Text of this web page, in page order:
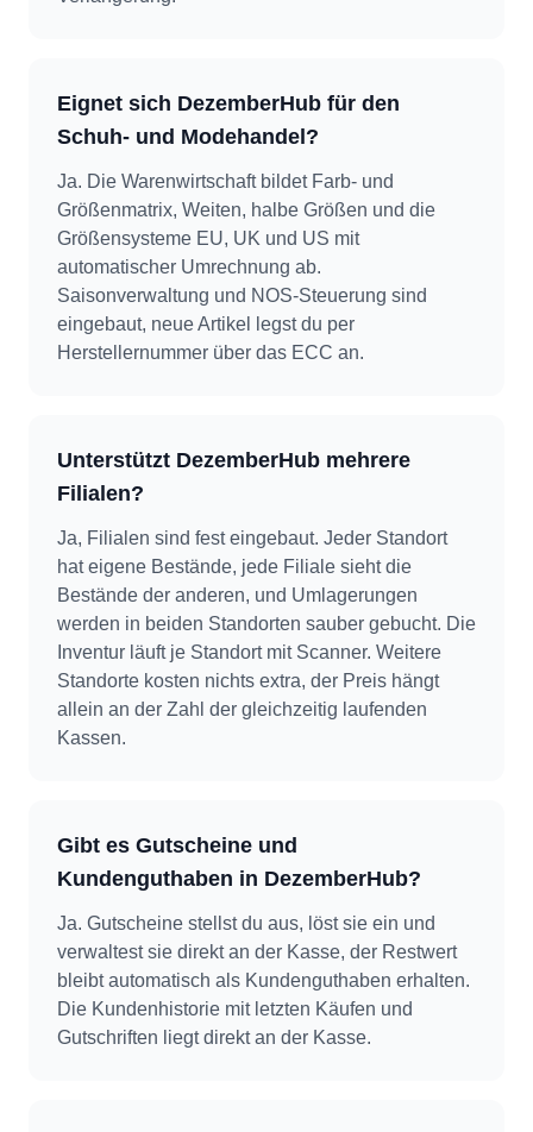
Eignet sich DezemberHub für den
Schuh- und Modehandel?
Ja. Die Warenwirtschaft bildet Farb- und
Größenmatrix, Weiten, halbe Größen und die
Größensysteme EU, UK und US mit
automatischer Umrechnung ab.
Saisonverwaltung und NOS-Steuerung sind
eingebaut, neue Artikel legst du per
Herstellernummer über das ECC an.
Unterstützt DezemberHub mehrere
Filialen?
Ja, Filialen sind fest eingebaut. Jeder Standort
hat eigene Bestände, jede Filiale sieht die
Bestände der anderen, und Umlagerungen
werden in beiden Standorten sauber gebucht. Die
Inventur läuft je Standort mit Scanner. Weitere
Standorte kosten nichts extra, der Preis hängt
allein an der Zahl der gleichzeitig laufenden
Kassen.
Gibt es Gutscheine und
Kundenguthaben in DezemberHub?
Ja. Gutscheine stellst du aus, löst sie ein und
verwaltest sie direkt an der Kasse, der Restwert
bleibt automatisch als Kundenguthaben erhalten.
Die Kundenhistorie mit letzten Käufen und
Gutschriften liegt direkt an der Kasse.